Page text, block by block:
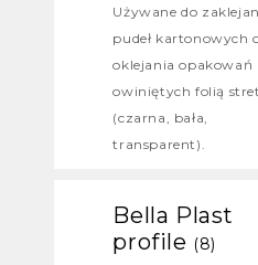
Używane do
pudeł kartonowych
oklejania opakowań
owiniętych folią
(czarna, bała,
transparent).
Bella Plast
profile (8)